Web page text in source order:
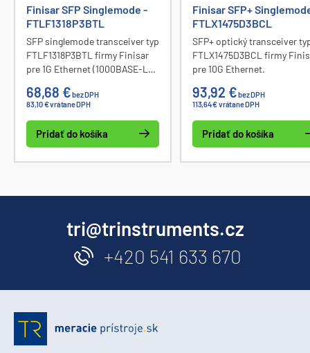
Finisar SFP Singlemode -
FTLF1318P3BTL
SFP singlemode transceiver typ
FTLF1318P3BTL firmy Finisar
pre 1G Ethernet (1000BASE-LX).
68,68 €bez DPH
83,10 € vrátane DPH
Pridať do košíka
Finisar SFP+
FTLX1475D3BCL
SFP+ optický transceiver
FTLX1475D3BCL firmy
pre 10G Ethernet.
93,92 €bez DPH
113,64 € vrátane DPH
Pridať do košíka
tri@trinstruments.cz
+420 541 633 670